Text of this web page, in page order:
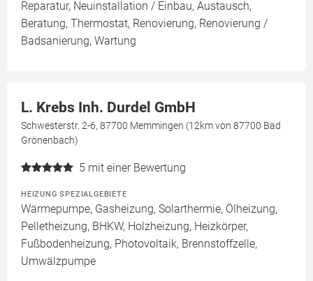
Reparatur, Neuinstallation / Einbau, Austausch,
Beratung, Thermostat, Renovierung, Renovierung /
Badsanierung, Wartung
L. Krebs Inh. Durdel GmbH
Schwesterstr. 2-6, 87700 Memmingen (12km von 87700 Bad
Grönenbach)
5 mit einer Bewertung
HEIZUNG SPEZIALGEBIETE
Wärmepumpe, Gasheizung, Solarthermie, Ölheizung,
Pelletheizung, BHKW, Holzheizung, Heizkörper,
Fußbodenheizung, Photovoltaik, Brennstoffzelle,
Umwälzpumpe